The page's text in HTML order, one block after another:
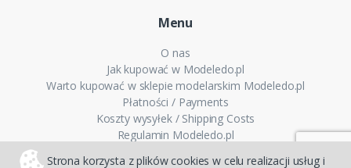
Strona korzysta z plików cookies w celu realizacji usług i
Menu
O nas
Jak kupować w Modeledo.pl
Warto kupować w sklepie modelarskim Modeledo.pl
Płatności / Payments
Koszty wysyłek / Shipping Costs
Regulamin Modeledo.pl